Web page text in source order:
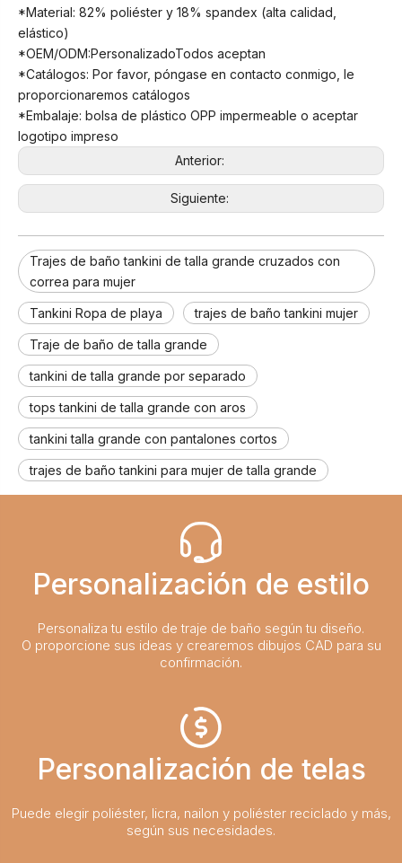
*Material: 82% poliéster y 18% spandex (alta calidad,
elástico)
*OEM/ODM:PersonalizadoTodos aceptan
*Catálogos: Por favor, póngase en contacto conmigo, le
proporcionaremos catálogos
*Embalaje: bolsa de plástico OPP impermeable o aceptar
logotipo impreso
Anterior:
Siguiente:
Trajes de baño tankini de talla grande cruzados con
correa para mujer
Tankini Ropa de playa trajes de baño tankini mujer
Traje de baño de talla grande
tankini de talla grande por separado
tops tankini de talla grande con aros
tankini talla grande con pantalones cortos
trajes de baño tankini para mujer de talla grande
Personalización de estilo
Personaliza tu estilo de traje de baño según tu diseño.
O proporcione sus ideas y crearemos dibujos CAD para su
confirmación.
Personalización de telas
Puede elegir poliéster, licra, nailon y poliéster reciclado y más,
según sus necesidades.